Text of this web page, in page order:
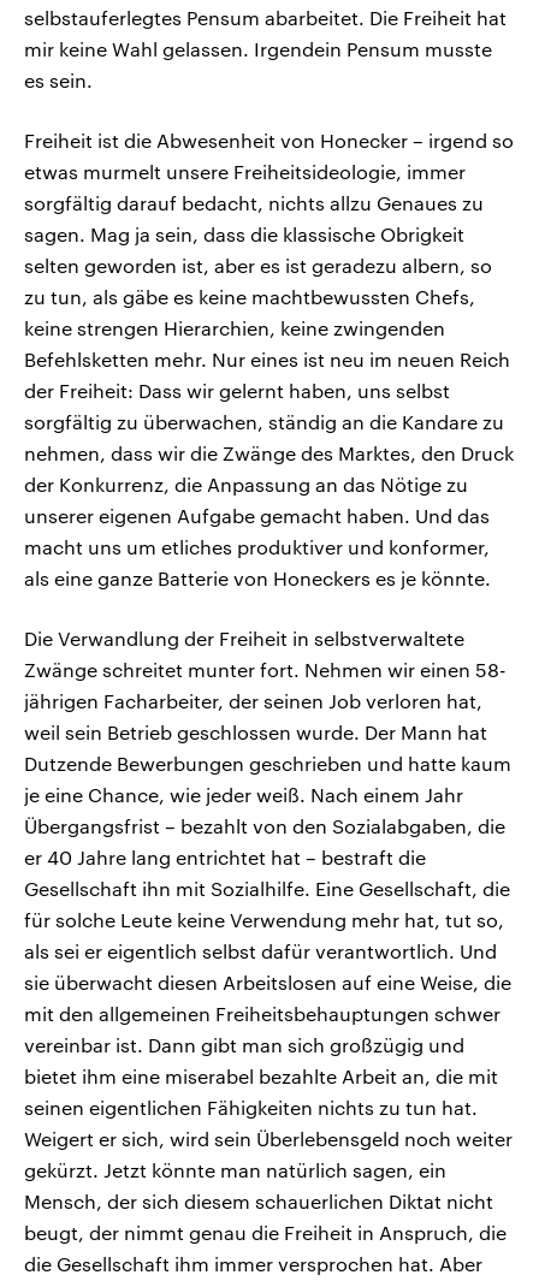
selbstauferlegtes Pensum abarbeitet. Die Freiheit hat
mir keine Wahl gelassen. Irgendein Pensum musste
es sein.
Freiheit ist die Abwesenheit von Honecker – irgend so
etwas murmelt unsere Freiheitsideologie, immer
sorgfältig darauf bedacht, nichts allzu Genaues zu
sagen. Mag ja sein, dass die klassische Obrigkeit
selten geworden ist, aber es ist geradezu albern, so
zu tun, als gäbe es keine machtbewussten Chefs,
keine strengen Hierarchien, keine zwingenden
Befehlsketten mehr. Nur eines ist neu im neuen Reich
der Freiheit: Dass wir gelernt haben, uns selbst
sorgfältig zu überwachen, ständig an die Kandare zu
nehmen, dass wir die Zwänge des Marktes, den Druck
der Konkurrenz, die Anpassung an das Nötige zu
unserer eigenen Aufgabe gemacht haben. Und das
macht uns um etliches produktiver und konformer,
als eine ganze Batterie von Honeckers es je könnte.
Die Verwandlung der Freiheit in selbstverwaltete
Zwänge schreitet munter fort. Nehmen wir einen 58-
jährigen Facharbeiter, der seinen Job verloren hat,
weil sein Betrieb geschlossen wurde. Der Mann hat
Dutzende Bewerbungen geschrieben und hatte kaum
je eine Chance, wie jeder weiß. Nach einem Jahr
Übergangsfrist – bezahlt von den Sozialabgaben, die
er 40 Jahre lang entrichtet hat – bestraft die
Gesellschaft ihn mit Sozialhilfe. Eine Gesellschaft, die
für solche Leute keine Verwendung mehr hat, tut so,
als sei er eigentlich selbst dafür verantwortlich. Und
sie überwacht diesen Arbeitslosen auf eine Weise, die
mit den allgemeinen Freiheitsbehauptungen schwer
vereinbar ist. Dann gibt man sich großzügig und
bietet ihm eine miserabel bezahlte Arbeit an, die mit
seinen eigentlichen Fähigkeiten nichts zu tun hat.
Weigert er sich, wird sein Überlebensgeld noch weiter
gekürzt. Jetzt könnte man natürlich sagen, ein
Mensch, der sich diesem schauerlichen Diktat nicht
beugt, der nimmt genau die Freiheit in Anspruch, die
die Gesellschaft ihm immer versprochen hat. Aber